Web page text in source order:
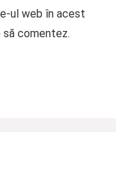
ul web în acest
comentez.